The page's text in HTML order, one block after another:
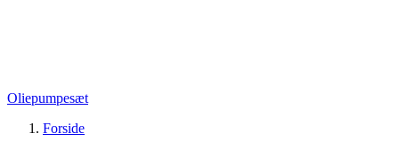
Oliepumpesæt
Forside